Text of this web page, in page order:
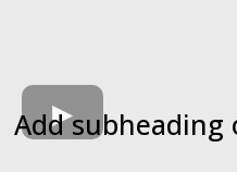
Add subheading